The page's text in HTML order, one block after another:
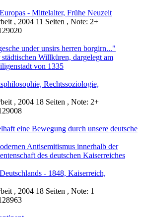
- Mittelalter, Frühe Neuzeit
, 2004 11 Seiten , Note: 2+
under unsirs herren borgirn..."
Willküren, dargelegt am
von 1335
Rechtssoziologie,
, 2004 18 Seiten , Note: 2+
eine Bewegung durch unsere deutsche
Antisemitismus innerhalb der
des deutschen Kaiserreiches
- 1848, Kaiserreich,
, 2004 18 Seiten , Note: 1